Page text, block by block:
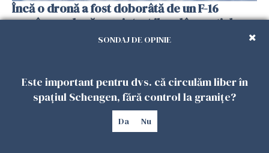
Încă o dronă a fost doborâtă de un F-16
românesc după ce a intrat ilegal în spațiul
aerian al RomânieiSONDAJ DE OPINIE
Este important pentru dvs. că circulăm liber în
spațiul Schengen, fără control la granițe?
Da Nu